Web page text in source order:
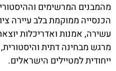
מהמבנים המרשימים
הכנסייה ממוקמת בלב עיירה
עשירה, אמנות ואדריכלות
מרגש מבחינה דתית
ייחודית למטיילים הישראלים.